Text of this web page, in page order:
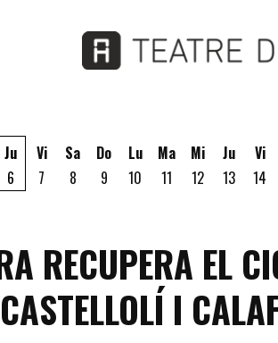
Ju
6
Vi
7
Sa
8
Do
9
Lu
10
Ma
11
Mi
12
Ju
13
Vi
14
RECUPERA EL
I